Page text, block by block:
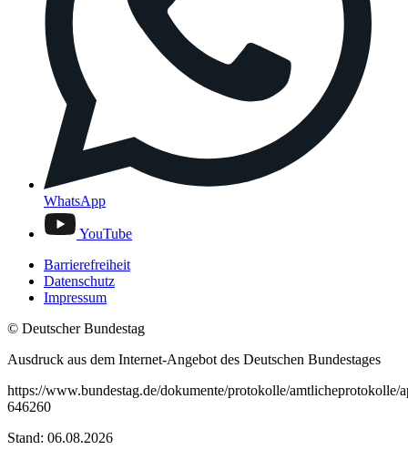
WhatsApp
YouTube
Barrierefreiheit
Datenschutz
Impressum
© Deutscher Bundestag
Ausdruck aus dem Internet-Angebot des Deutschen Bundestages
https://www.bundestag.de/dokumente/protokolle/amtlicheprotokolle/
646260
Stand: 06.08.2026